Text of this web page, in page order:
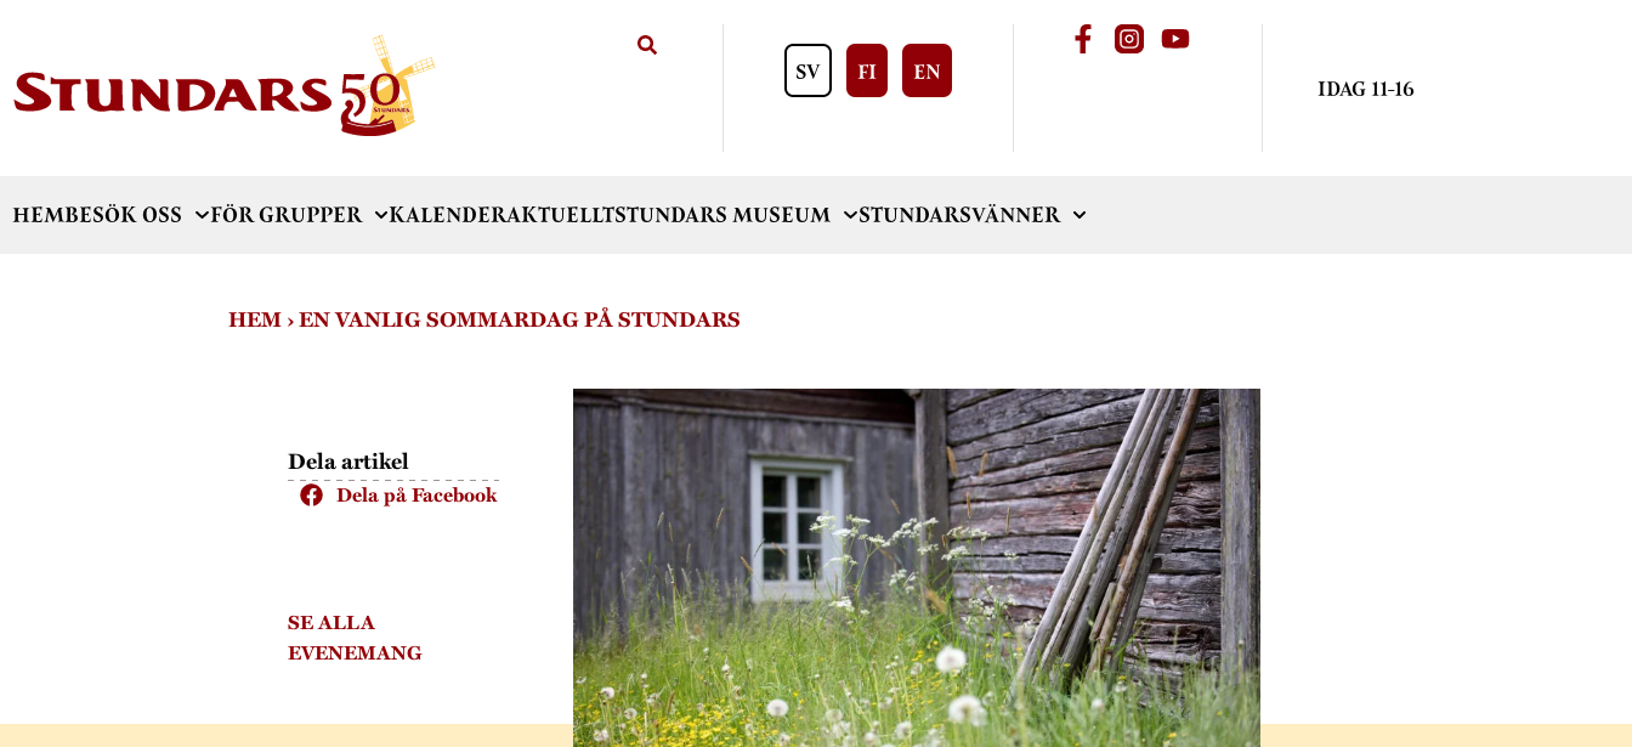
SV FI EN
IDAG 11-16
HEMBESÖK OSS FÖR GRUPPER KALENDERAKTUELLTSTUNDARS MUSEUM STUNDARSVÄNNER
HEM›EN VANLIG SOMMARDAG PÅ STUNDARS
Dela artikel
Dela på Facebook
SE ALLA
EVENEMANG